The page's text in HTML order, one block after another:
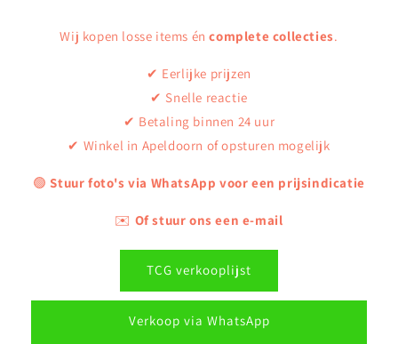
Wij kopen losse items éncomplete collecties.
✔ Eerlijke prijzen
✔ Snelle reactie
✔ Betaling binnen 24 uur
✔ Winkel in Apeldoorn of opsturen mogelijk
🟢Stuur foto's via WhatsApp voor een prijsindicatie
✉️ Of stuur ons een e-mail
TCG verkooplijst
Verkoop via WhatsApp